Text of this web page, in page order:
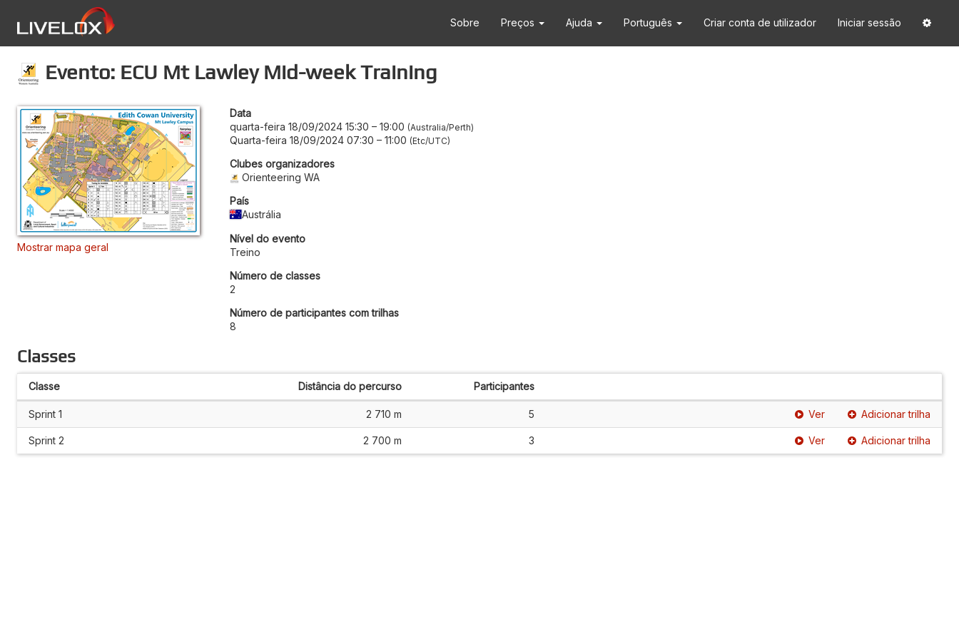
Sobre Preços Ajuda Português Criar conta de utilizador Iniciar sessão
Evento: ECU Mt Lawley Mid-week Training
Mostrar mapa geral
Data
quarta-feira 18/09/2024 15:30 – 19:00 Australia/Perth
Quarta-feira 18/09/2024 07:30 – 11:00 Etc/UTC
Clubes organizadores
Orienteering WA
País
Austrália
Nível do evento
Treino
Número de classes
2
Número de participantes com trilhas
8
Classes
Classe Distância do percurso Participantes
Sprint 1 2 710 m 5 Ver Adicionar trilha
Sprint 2 2 700 m 3 Ver Adicionar trilha